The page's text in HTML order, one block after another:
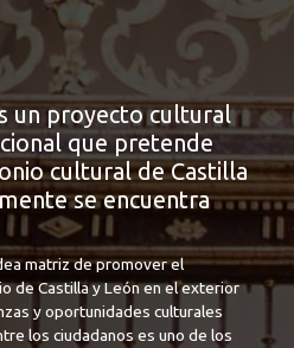
un proyecto cultural
que pretende
cultural de Castilla
se encuentra
matriz de promover el
de Castilla y León en el exterior
y oportunidades culturales
los ciudadanos es uno de los